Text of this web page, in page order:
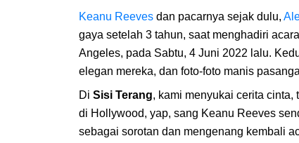
Keanu Reeves dan pacarnya sejak dulu,
gaya setelah 3 tahun, saat menghadiri
Angeles, pada Sabtu, 4 Juni 2022 lalu.
elegan mereka, dan foto-foto manis
Di Sisi Terang, kami menyukai cerita
di Hollywood, yap, sang Keanu Reeves
sebagai sorotan dan mengenang kembali